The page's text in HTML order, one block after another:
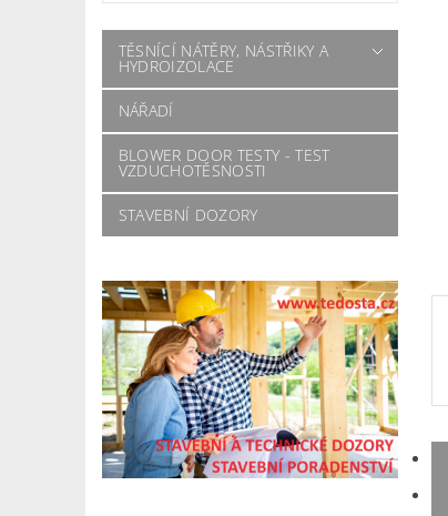
TĚSNÍCÍ NÁTĚRY, NÁSTŘIKY A
HYDROIZOLACE
NÁŘADÍ
BLOWER DOOR TESTY - TEST
VZDUCHOTĚSNOSTI
STAVEBNÍ DOZORY